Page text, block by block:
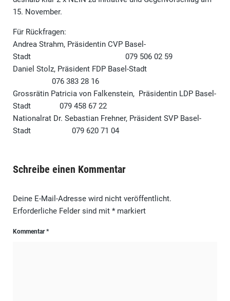
15. November.
Für Rückfragen:
Andrea Strahm, Präsidentin CVP Basel-
Stadt 079 506 02 59
Daniel Stolz, Präsident FDP Basel-Stadt
076 383 28 16
Grossrätin Patricia von Falkenstein, Präsidentin LDP Basel-
Stadt 079 458 67 22
Nationalrat Dr. Sebastian Frehner, Präsident SVP Basel-
Stadt 079 620 71 04
Schreibe einen Kommentar
Deine E-Mail-Adresse wird nicht veröffentlicht.
Erforderliche Felder sind mit *markiert
Kommentar*